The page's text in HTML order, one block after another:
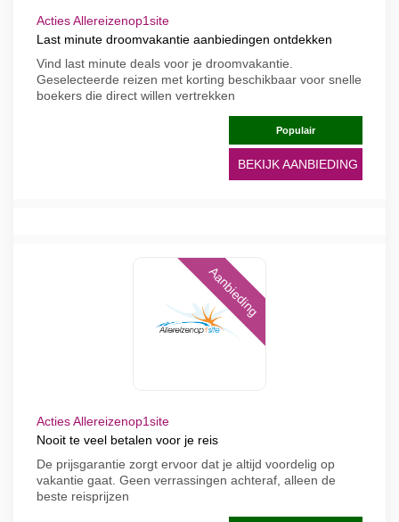
Acties Allereizenop1site
Last minute droomvakantie aanbiedingen ontdekken
Vind last minute deals voor je droomvakantie.
Geselecteerde reizen met korting beschikbaar voor snelle
boekers die direct willen vertrekken
Populair
BEKIJK AANBIEDING
Aanbieding
Acties Allereizenop1site
Nooit te veel betalen voor je reis
De prijsgarantie zorgt ervoor dat je altijd voordelig op
vakantie gaat. Geen verrassingen achteraf, alleen de
beste reisprijzen